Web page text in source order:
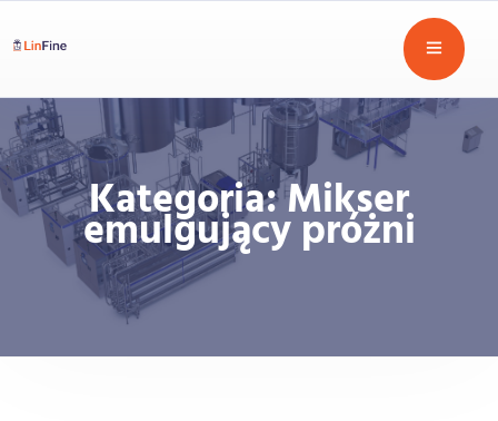
Kategoria:Mikser
emulgujący próżni